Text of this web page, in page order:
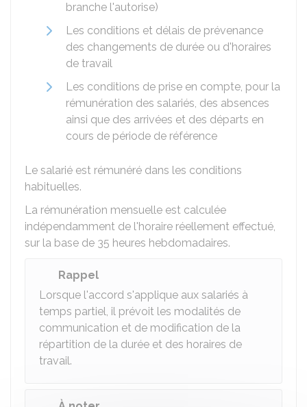
branche l'autorise)
Les conditions et délais de prévenance
des changements de durée ou d'horaires
de travail
Les conditions de prise en compte, pour la
rémunération des salariés, des absences
ainsi que des arrivées et des départs en
cours de période de référence
Le salarié est rémunéré dans les conditions
habituelles.
La rémunération mensuelle est calculée
indépendamment de l'horaire réellement effectué,
sur la base de 35 heures hebdomadaires.
Rappel
Lorsque l'accord s'applique aux salariés à
temps partiel, il prévoit les modalités de
communication et de modification de la
répartition de la durée et des horaires de
travail.